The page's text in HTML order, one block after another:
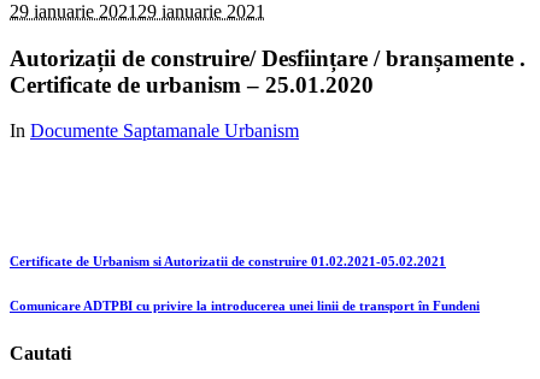
29 ianuarie 2021 29 ianuarie 2021
Autorizații de construire/ Desființare / branșamente .
Certificate de urbanism – 25.01.2020
In Documente Saptamanale Urbanism
Certificate de Urbanism si Autorizatii de construire 01.02.2021-05.02.2021
Comunicare ADTPBI cu privire la introducerea unei linii de transport în Fundeni
Cautati